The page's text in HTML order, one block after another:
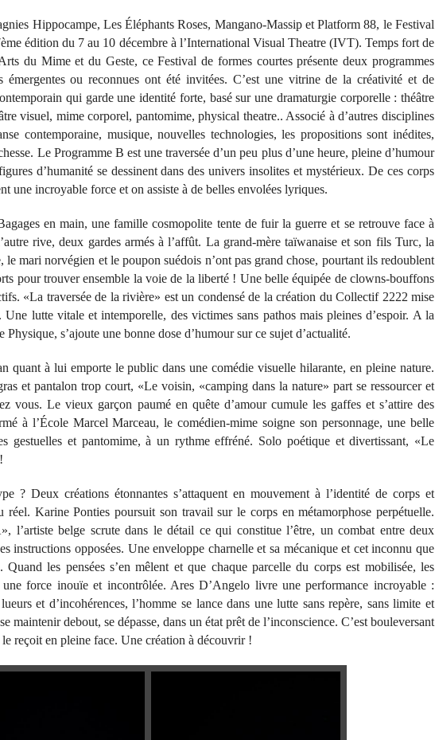
Hippocampe, Les Éléphants Roses, Mangano-Massip et Platform 88, le Festival
édition du 7 au 10 décembre à l’International Visual Theatre (IVT). Temps fort de
du Mime et du Geste, ce Festival de formes courtes présente deux programmes
émergentes ou reconnues ont été invitées. C’est une vitrine de la créativité et de
qui garde une identité forte, basé sur une dramaturgie corporelle : théâtre
visuel, mime corporel, pantomime, physical theatre.. Associé à d’autres disciplines
contemporaine, musique, nouvelles technologies, les propositions sont inédites,
Le Programme B est une traversée d’un peu plus d’une heure, pleine d’humour
d’humanité se dessinent dans des univers insolites et mystérieux. De ces corps
une incroyable force et on assiste à de belles envolées lyriques.
en main, une famille cosmopolite tente de fuir la guerre et se retrouve face à
rive, deux gardes armés à l’affût. La grand-mère taïwanaise et son fils Turc, la
le mari norvégien et le poupon suédois n’ont pas grand chose, pourtant ils redoublent
pour trouver ensemble la voie de la liberté ! Une belle équipée de clowns-bouffons
«La traversée de la rivière» est un condensé de la création du Collectif 2222 mise
lutte vitale et intemporelle, des victimes sans pathos mais pleines d’espoir. A la
s’ajoute une bonne dose d’humour sur ce sujet d’actualité.
quant à lui emporte le public dans une comédie visuelle hilarante, en pleine nature.
et pantalon trop court, «Le voisin, «camping dans la nature» part se ressourcer et
vous. Le vieux garçon paumé en quête d’amour cumule les gaffes et s’attire des
à l’École Marcel Marceau, le comédien-mime soigne son personnage, une belle
gestuelles et pantomime, à un rythme effréné. Solo poétique et divertissant, «Le
? Deux créations étonnantes s’attaquent en mouvement à l’identité de corps et
réel. Karine Ponties poursuit son travail sur le corps en métamorphose perpétuelle.
l’artiste belge scrute dans le détail ce qui constitue l’être, un combat entre deux
instructions opposées. Une enveloppe charnelle et sa mécanique et cet inconnu que
Quand les pensées s’en mêlent et que chaque parcelle du corps est mobilisée, les
une force inouïe et incontrôlée. Ares D’Angelo livre une performance incroyable :
et d’incohérences, l’homme se lance dans une lutte sans repère, sans limite et
maintenir debout, se dépasse, dans un état prêt de l’inconscience. C’est bouleversant
reçoit en pleine face. Une création à découvrir !